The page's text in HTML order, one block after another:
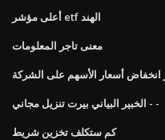
أعلى مؤشر etf الهند
معنى تاجر المعلومات
انخفاض أسعار الأسهم على الشركة
الخبير البياني بيرت تنزيل مجاني - -
كم ستكلف تخزين شريط